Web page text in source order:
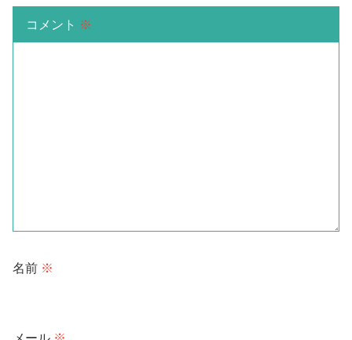
コメント ※
名前 ※